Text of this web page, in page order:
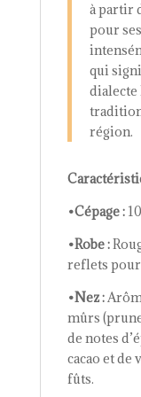
à partir
pour
qui
dialecte
région.
•Cépage :
•Robe :
reflets
•Nez :
mûrs
de notes
cacao et de
fûts.